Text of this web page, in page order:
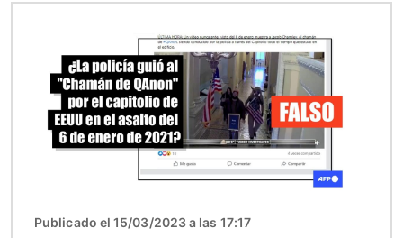
Publicado el 15/03/2023 a las 17:17